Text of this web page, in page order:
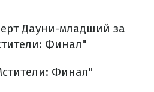
Дауни-младший за
Финал"
Финал"